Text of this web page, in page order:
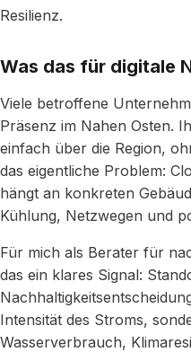
Resilienz.
Was das für digitale
Viele betroffene
Präsenz im Nahen Osten.
einfach über die Region,
das eigentliche Problem:
hängt an konkreten
Kühlung, Netzwegen und
Für mich als Berater für
das ein klares Signal:
Intensität des Stroms,
Wasserverbrauch,